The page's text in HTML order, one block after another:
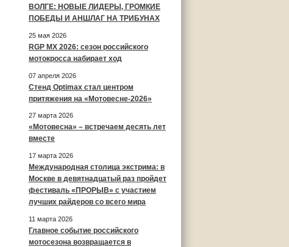
ВОЛГЕ: НОВЫЕ ЛИДЕРЫ, ГРОМКИЕ
ПОБЕДЫ И АНШЛАГ НА ТРИБУНАХ
25 мая 2026
RGP MX 2026: сезон российского
мотокросса набирает ход
07 апреля 2026
Стенд Optimax стал центром
притяжения на «Мотовесне-2026»
27 марта 2026
«Мотовесна» – встречаем десять лет
вместе
17 марта 2026
Международная столица экстрима: в
Москве в девятнадцатый раз пройдет
фестиваль «ПРОРЫВ» с участием
лучших райдеров со всего мира
11 марта 2026
Главное событие российского
мотосезона возвращается в